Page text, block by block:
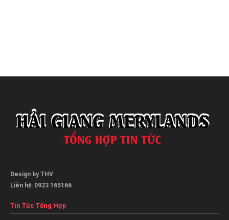
Design by THV
Liên hệ: 0923 165166
Tin Tức Tổng Hợp